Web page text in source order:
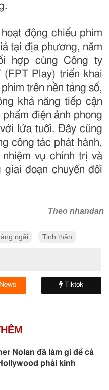
động chiếu phim
tại địa phương, năm
hợp cùng Công ty
(FPT Play) triển khai
trên nền tảng số,
khả năng tiếp cận
điện ảnh phong
lứa tuổi. Đây cũng
công tác phát hành,
vụ chính trị và
giai đoạn chuyển đổi
Theo nhandan
ngãi Tinh thần
Tiktok
Nolan đã làm gì để cả
phải kinh